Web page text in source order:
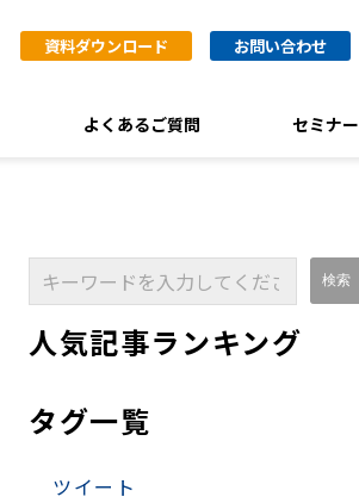
資料ダウンロード お問い合わせ
よくあるご質問 セミナー
人気記事ランキング
タグ一覧
ツイート